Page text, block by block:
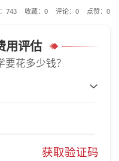
743 收藏： 0 评论： 0 点赞： 0
用评估
花多少钱？
获取验证码